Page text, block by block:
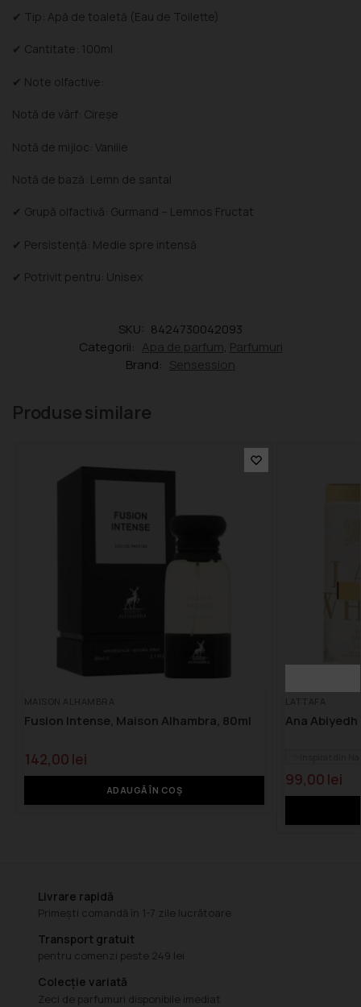
✔ Tip: Apă de toaletă (Eau de Toilette)
✔ Cantitate: 100ml
✔ Note olfactive:
Notă de vârf: Cireșe
Notă de mijloc: Vanilie
Notă de bază: Lemn de santal
✔ Grupă olfactivă: Gurmand – Lemnos Fructat
✔ Persistență: Medie spre intensă
✔ Potrivit pentru: Unisex
SKU: 8424730042093
Categorii: Apa de parfum, Parfumuri
Brand: Sensession
Produse similare
Fusion Intense, Maison Alhambra, 80ml
142,00 lei
ADAUGĂ ÎN COȘ
Ana
99,00 lei
Livrare rapidă
Primești comandă în 1-7 zile lucrătoare
Transport gratuit
pentru comenzi peste 249 lei
Colecție variată
Zeci de parfumuri disponibile imediat